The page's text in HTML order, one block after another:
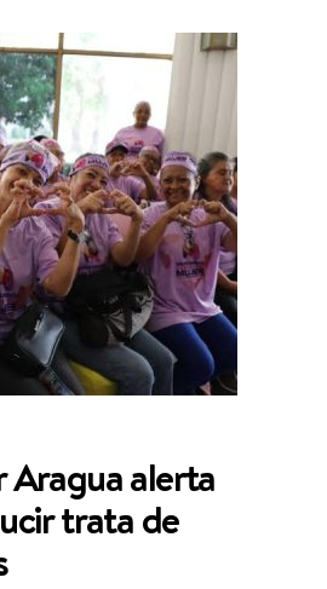
Aragua alerta
trata de